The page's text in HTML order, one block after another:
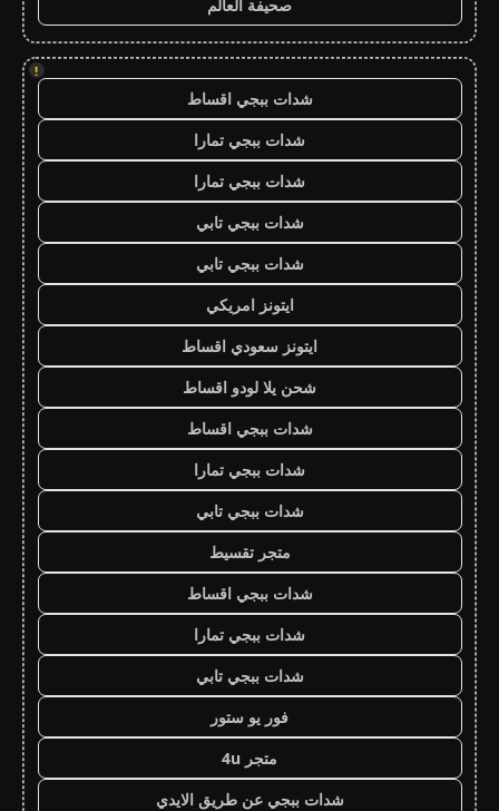
صحيفة العالم
!
شدات ببجي اقساط
شدات ببجي تمارا
شدات ببجي تمارا
شدات ببجي تابي
شدات ببجي تابي
ايتونز امريكي
ايتونز سعودي اقساط
شحن يلا لودو اقساط
شدات ببجي اقساط
شدات ببجي تمارا
شدات ببجي تابي
متجر تقسيط
شدات ببجي اقساط
شدات ببجي تمارا
شدات ببجي تابي
فور يو ستور
متجر 4u
شدات ببجي عن طريق الايدي